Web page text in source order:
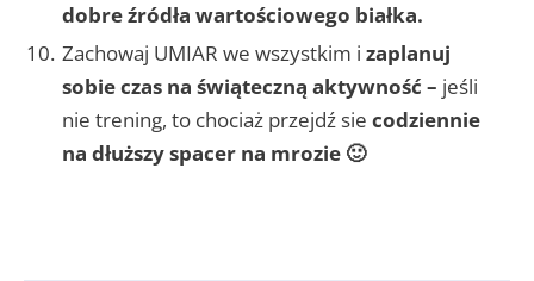
dobre źródła wartościowego białka.
Zachowaj UMIAR we wszystkim i zaplanuj
sobie czas na świąteczną aktywność – jeśli
nie trening, to chociaż przejdź sie codziennie
na dłuższy spacer na mrozie 🙂